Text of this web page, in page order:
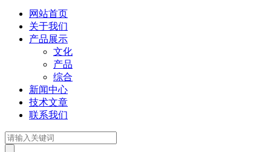
网站首页
关于我们
产品展示
文化
产品
综合
新闻中心
技术文章
联系我们